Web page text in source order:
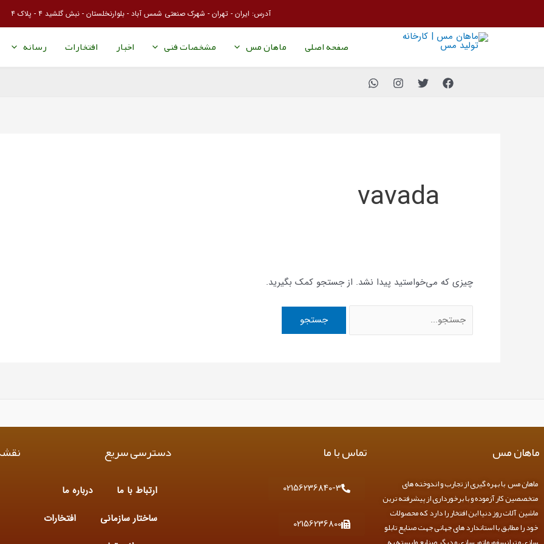
آدرس: ایران - تهران - شهرک صنعتی شمس آباد - بلوارنخلستان - نبش گلشید ۴ - پلاک ۴
صفحه اصلی ماهان مس مشخصات فنی اخبار افتخارات رسانه
vavada
چیزی که می‌خواستید پیدا نشد. از جستجو کمک بگیرید.
ماهان مس
ماهان مس با بهره گیری از تجارب و اندوخته های
متخصصین کار آزموده و با برخورداری از پیشرفته ترین
ماشین آلات روز دنیا این افتخار را دارد که محصولات
خود را مطابق با استاندارد های جهانی جهت صنایع تابلو
تماس با ما
02156236840-3
02156236800
دسترسی سریع
ارتباط با ما
درباره ما
ساختار سازمانی
افتخارات